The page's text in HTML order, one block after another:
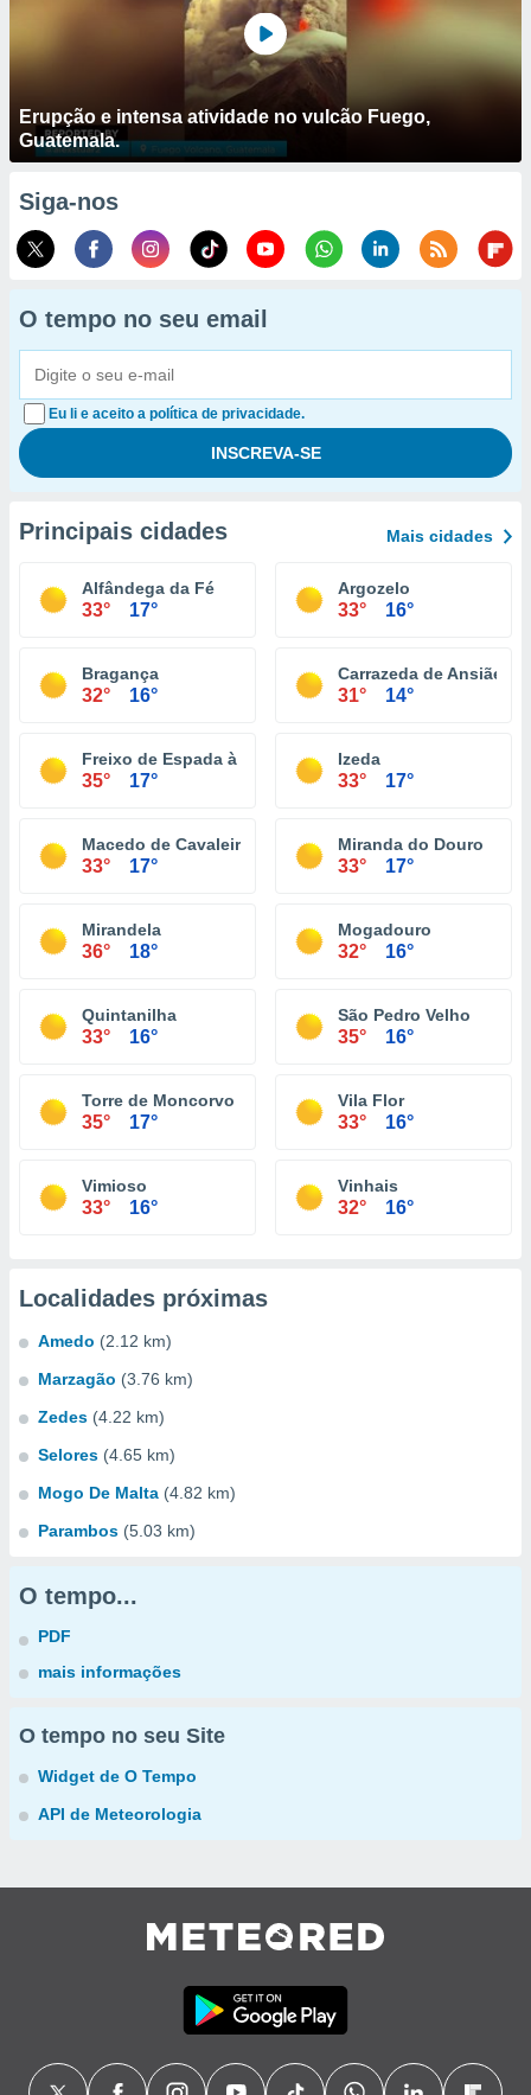
Erupção e intensa atividade no vulcão Fuego,
Guatemala.
Siga-nos
O tempo no seu email
Eu li e aceito a política de privacidade.
Principais cidades Mais cidades
Alfândega da Fé
33° 17°
Argozelo
33° 16°
Bragança
32° 16°
Carrazeda de Ansiães
31° 14°
Freixo de Espada à Cinta
35° 17°
Izeda
33° 17°
Macedo de Cavaleiros
33° 17°
Miranda do Douro
33° 17°
Mirandela
36° 18°
Mogadouro
32° 16°
Quintanilha
33° 16°
São Pedro Velho
35° 16°
Torre de Moncorvo
35° 17°
Vila Flor
33° 16°
Vimioso
33° 16°
Vinhais
32° 16°
Localidades próximas
Amedo (2.12 km)
Marzagão (3.76 km)
Zedes (4.22 km)
Selores (4.65 km)
Mogo De Malta (4.82 km)
Parambos (5.03 km)
O tempo...
PDF
mais informações
O tempo no seu Site
Widget de O Tempo
API de Meteorologia